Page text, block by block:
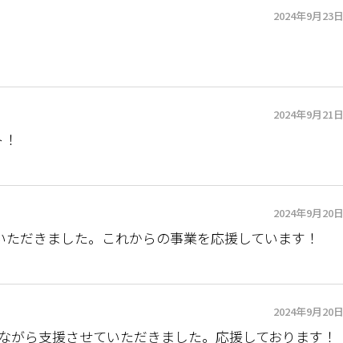
2024年9月23日
2024年9月21日
2024年9月20日
だきました。これからの事業を応援しています！
2024年9月20日
がら支援させていただきました。応援しております！